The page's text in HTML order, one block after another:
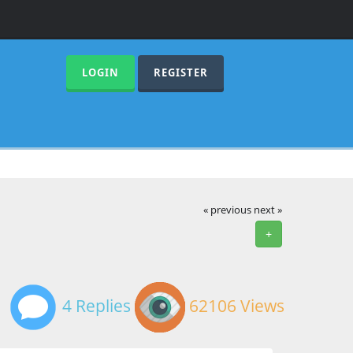
LOGIN REGISTER
« previous next »
+
4 Replies 62106 Views